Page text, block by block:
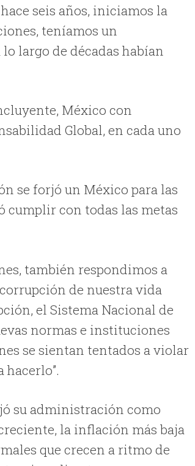
seis años, iniciamos la
teníamos un
largo de décadas habían
México con
Global, en cada uno
se forjó un México para las
cumplir con todas las metas
también respondimos a
de nuestra vida
el Sistema Nacional de
normas e instituciones
se sientan tentados a violar
su administración como
la inflación más baja
que crecen a ritmo de